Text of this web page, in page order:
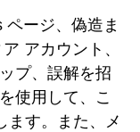
ージ、偽造ま
アカウント、
プ、誤解を招
使用して、こ
ます。また、メ